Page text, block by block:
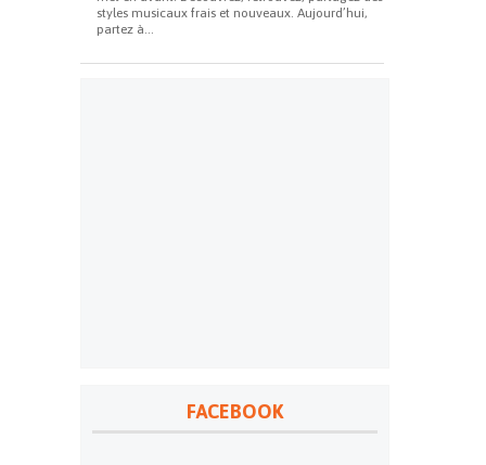
styles musicaux frais et nouveaux. Aujourd’hui,
partez à...
FACEBOOK